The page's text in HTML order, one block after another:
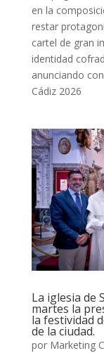
en la
restar
cartel de gran
identidad
anunciando
Cádiz 2026
La iglesia de
martes la
la festividad
de la ciudad.
por Marketing